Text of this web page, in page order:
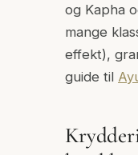
og Kapha
mange
effekt),
guide til